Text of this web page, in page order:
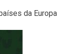
da